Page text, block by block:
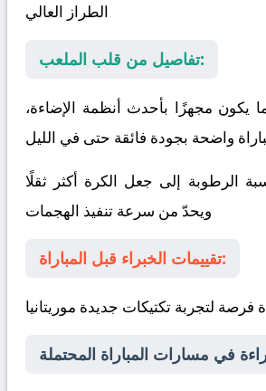
الطراز العالي
تفاصيل من قلب الملعب:
يكون مجهزًا بأحدث أنظمة الإضاءة،
واضحة بجودة فائقة حتى في الليل
الرطوبة إلى جعل الكرة أكثر ثقلًا
ويحدّ من سرعة تنفيذ الهجمات
تقييمات الخبراء قبل المباراة:
فرصة لتجربة تكتيكات جديدة موريتانيا